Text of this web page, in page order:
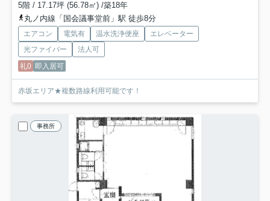
5階 / 17.17坪 (56.78㎡) /築18年
丸ノ内線「国会議事堂前」駅 徒歩8分
エアコン 電気有 温水洗浄便座
エレベーター
光ファイバー
法人可
礼0 即入居可
赤坂エリア★複数路線利用可能です！
事務所